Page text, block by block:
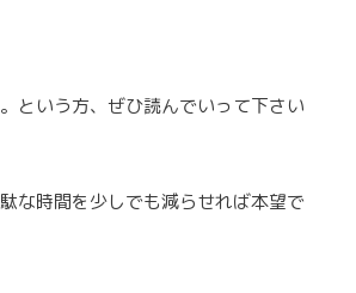
という方、ぜひ読んでいって下さい
な時間を少しでも減らせれば本望で